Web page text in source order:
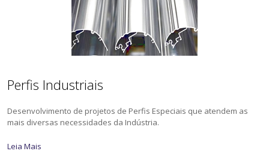
Perfis Industriais
Desenvolvimento de projetos de Perfis Especiais que atendem as
mais diversas necessidades da Indústria.
Leia Mais